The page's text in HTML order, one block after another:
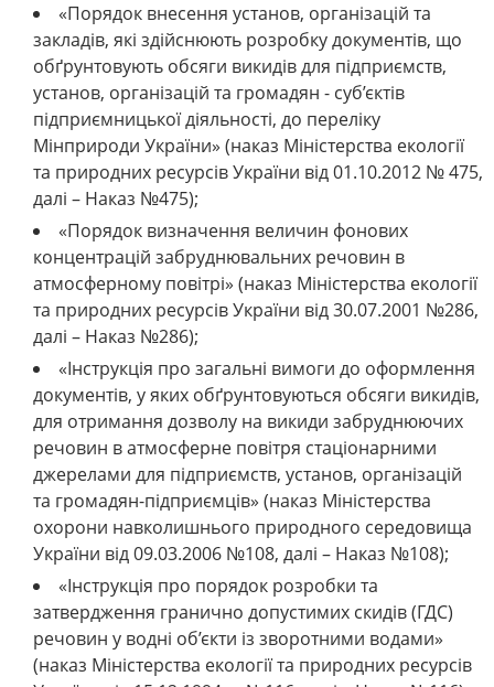
«Порядок внесення установ, організацій та
закладів, які здійснюють розробку документів, що
обґрунтовують обсяги викидів для підприємств,
установ, організацій та громадян - суб’єктів
підприємницької діяльності, до переліку
Мінприроди України» (наказ Міністерства екології
та природних ресурсів України від 01.10.2012 № 475,
далі – Наказ №475);
«Порядок визначення величин фонових
концентрацій забруднювальних речовин в
атмосферному повітрі» (наказ Міністерства екології
та природних ресурсів України від 30.07.2001 №286,
далі – Наказ №286);
«Інструкція про загальні вимоги до оформлення
документів, у яких обґрунтовуються обсяги викидів,
для отримання дозволу на викиди забруднюючих
речовин в атмосферне повітря стаціонарними
джерелами для підприємств, установ, організацій
та громадян-підприємців» (наказ Міністерства
охорони навколишнього природного середовища
України від 09.03.2006 №108, далі – Наказ №108);
«Інструкція про порядок розробки та
затвердження гранично допустимих скидів (ГДС)
речовин у водні об’єкти із зворотними водами»
(наказ Міністерства екології та природних ресурсів